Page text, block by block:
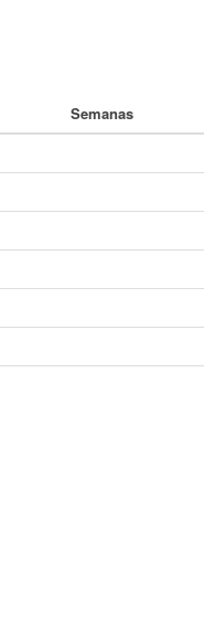
Semanas